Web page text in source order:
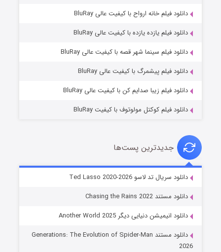
خاندان اژدها فصل ۳
دانلود فیلم خانه ارواح با کیفیت عالی BluRay
دانلود فیلم یازده یازده با کیفیت عالی BluRay
دانلود فیلم سینما شهر قصه با کیفیت عالی BluRay
دانلود فیلم پیشمرگ با کیفیت عالی BluRay
دانلود فیلم زیبا صدایم کن با کیفیت عالی BluRay
دانلود فیلم کوکتل مولوتوف با کیفیت BluRay
جدیدترین پست‌ها
دانلود سریال تد لاسو Ted Lasso 2020-2026
دانلود مستند Chasing the Rains 2022
دانلود انیمیشن دنیایی دیگر Another World 2025
دانلود مستند Generations: The Evolution of Spider-Man
2026